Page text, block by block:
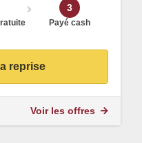
3
Payé cash
reprise
Voir les offres